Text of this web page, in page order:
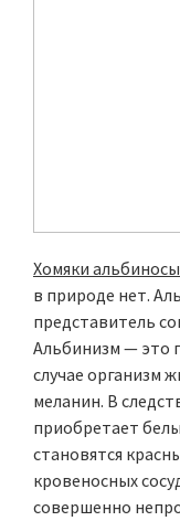
Хомяки альбиносы
в природе нет.
представитель
Альбинизм — это
случае организм
меланин. В
приобретает
становятся
кровеносных
совершенно